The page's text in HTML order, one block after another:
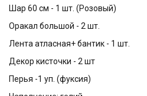
Шар 60 см - 1 шт. (Розовый)
Оракал большой - 2 шт.
Лента атласная+ бантик - 1 шт.
Декор кисточки - 2 шт
Перья -1 уп. (фуксия)